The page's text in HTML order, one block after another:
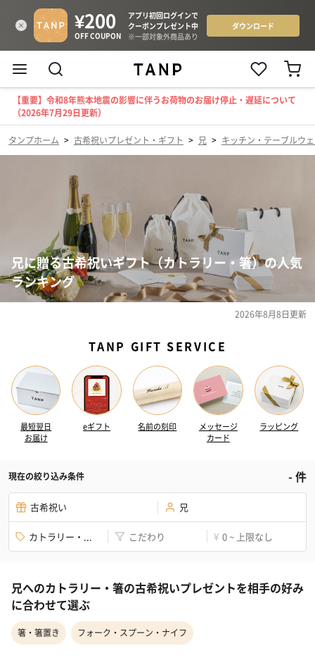
【重要】令和8年熊本地震の影響に伴うお荷物のお届け停止・遅延について
（2026年7月29日更新）
タンプホーム > 古希祝いプレゼント・ギフト > 兄 > キッチン・テーブルウ
兄に贈る古希祝いギフト（カトラリー・箸）の人気
ランキング
2026年8月8日更新
TANP GIFT SERVICE
最短翌日
お届け
eギフト 名前の刻印
メッセージ
カード
ラッピング
現在の絞り込み条件 -件
古希祝い 兄
カトラリー・... こだわり ¥ 0 ~ 上限なし
兄へのカトラリー・箸の古希祝いプレゼントを相手の好み
に合わせて選ぶ
箸・箸置き フォーク・スプーン・ナイフ